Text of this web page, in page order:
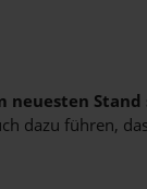
neuesten Stand
dazu führen,